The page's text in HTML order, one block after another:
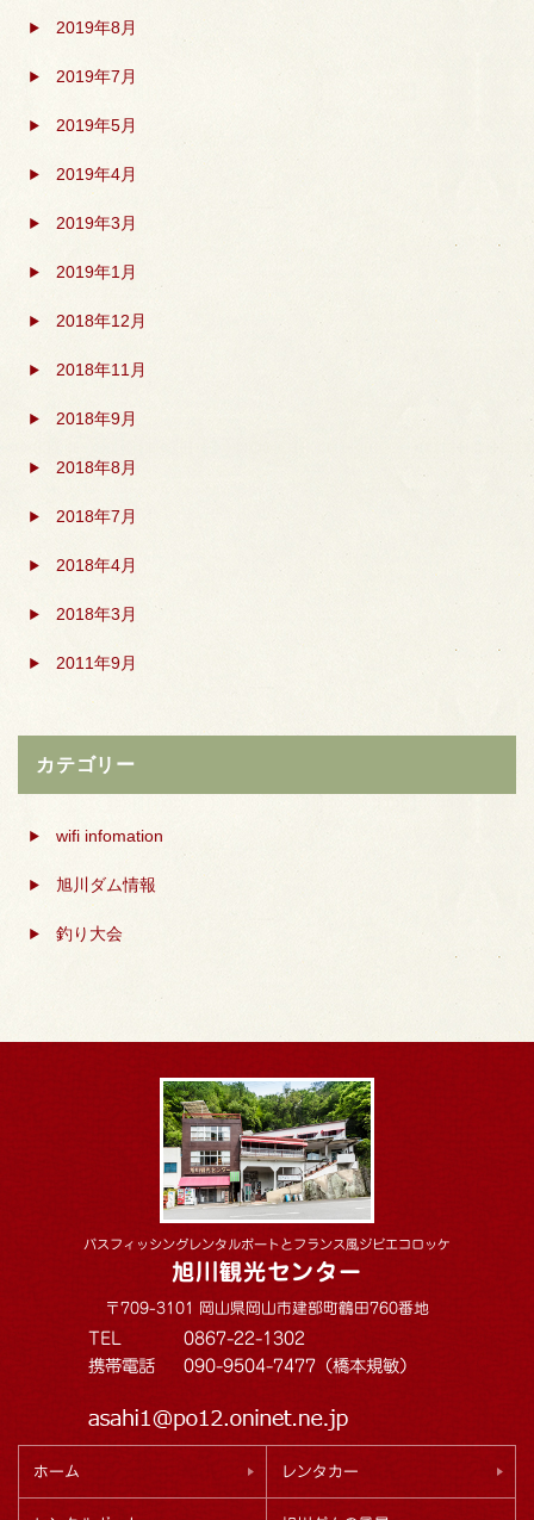
2019年8月
2019年7月
2019年5月
2019年4月
2019年3月
2019年1月
2018年12月
2018年11月
2018年9月
2018年8月
2018年7月
2018年4月
2018年3月
2011年9月
カテゴリー
wifi infomation
旭川ダム情報
釣り大会
バスフィッシングレンタルボートとフランス風ジビエコロッケ
旭川観光センター
〒709-3101 岡山県岡山市建部町鶴田760番地
TEL
0867-22-1302
携帯電話
090-9504-7477（橋本規敏）
ホーム レンタカー